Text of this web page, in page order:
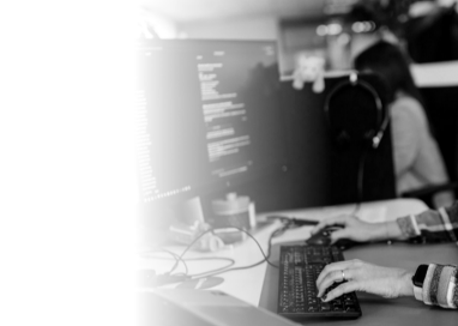
Geld & Einkauf
Amore & mehr
Mobiles Leben
Arbeitsleben